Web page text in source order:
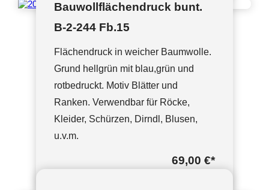
Bauwollflächendruck bunt.
B-2-244 Fb.15
Flächendruck in weicher Baumwolle.
Grund hellgrün mit blau,grün und
rotbedruckt. Motiv Blätter und
Ranken. Verwendbar für Röcke,
Kleider, Schürzen, Dirndl, Blusen,
u.v.m.
69,00 €*